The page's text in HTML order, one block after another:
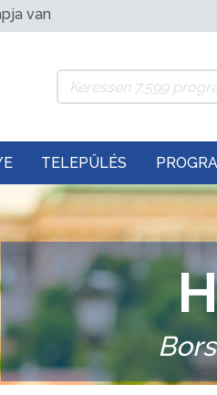
van
TELEPÜLÉS